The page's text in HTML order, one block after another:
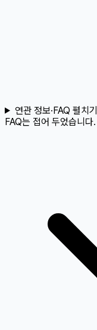
연관 정보·FAQ 펼치기
FAQ는 접어 두었습니다.